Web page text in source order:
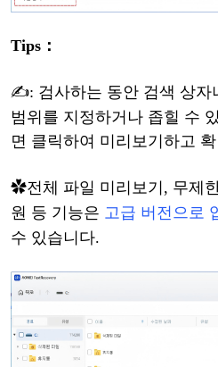
Tips ：
✍: 검사하는 동안 검색 상자
범위를 지정하거나 좁힐 수
면 클릭하여 미리보기하고
✿전체 파일 미리보기 , 무제
원 등 기능은 고급 버전으로
수 있습니다.